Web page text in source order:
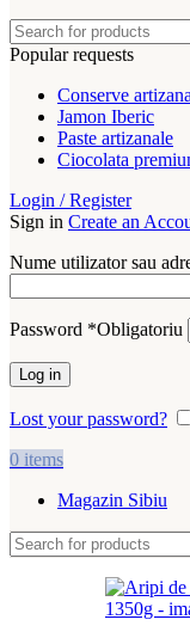
Popular requests
Conserve
Jamon Iberic
Paste artizanale
Ciocolata
Login / Register
Sign in Create an
Nume utilizator sau
Password *Obligatoriu
Log in
Lost your password?
0 items
Magazin Sibiu